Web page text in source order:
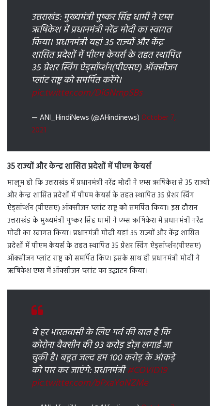
उत्तराखंड: मुख्यमंत्री पुष्कर सिंह धामी ने एम्स
ऋषिकेश में प्रधानमंत्री नरेंद्र मोदी का स्वागत
किया। प्रधानमंत्री यहां 35 राज्यों और केंद्र
शासित प्रदेशों में पीएम केयर्स के तहत स्थापित
35 प्रेशर स्विंग ऐड्सॉर्प्शन(पीएसए) ऑक्सीजन
प्लांट राष्ट्र को समर्पित करेंगे।
pic.twitter.com/DiGNrnpSBs
— ANI_HindiNews (@AHindinews) October 7,
2021
35 राज्यों और केन्‍द्र शासित प्रदेशों में पीएम केयर्स
मालूम हो कि उत्तराखंड में प्रधानमंत्री नरेंद्र मोदी ने एम्स ऋषिकेश से 35 राज्यों
और केन्‍द्र शासित प्रदेशों में पीएम केयर्स के तहत स्थापित 35 प्रेशर स्विंग
ऐड्सॉर्प्शन (पीएसए) ऑक्सीजन प्लांट राष्ट्र को समर्पित किया। इस दौरान
उत्तराखंड के मुख्यमंत्री पुष्कर सिंह धामी ने एम्स ऋषिकेश में प्रधानमंत्री नरेंद्र
मोदी का स्वागत किया। प्रधानमंत्री मोदी यहां 35 राज्यों और केंद्र शासित
प्रदेशों में पीएम केयर्स के तहत स्थापित 35 प्रेशर स्विंग ऐड्सॉर्प्शन(पीएसए)
ऑक्सीजन प्लांट राष्ट्र को समर्पित किए। इसके साथ ही प्रधानमंत्री मोदी ने
ऋषिकेश एम्स में ऑक्सीजन प्लांट का उद्घाटन किया।
ये हर भारतवासी के लिए गर्व की बात है कि
कोरोना वैक्सीन की 93 करोड़ डोज़ लगाई जा
चुकी है। बहुत जल्द हम 100 करोड़ के आंकड़े
को पार कर जाएंगे: प्रधानमंत्री#COVID19
pic.twitter.com/bPxaYoNZMe